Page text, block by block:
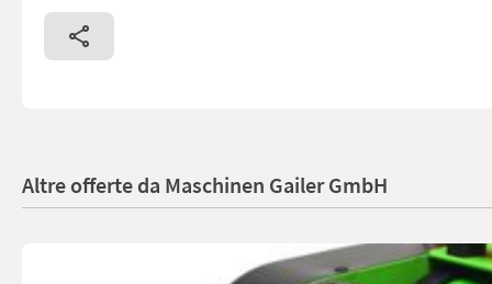
Altre offerte da Maschinen Gailer GmbH